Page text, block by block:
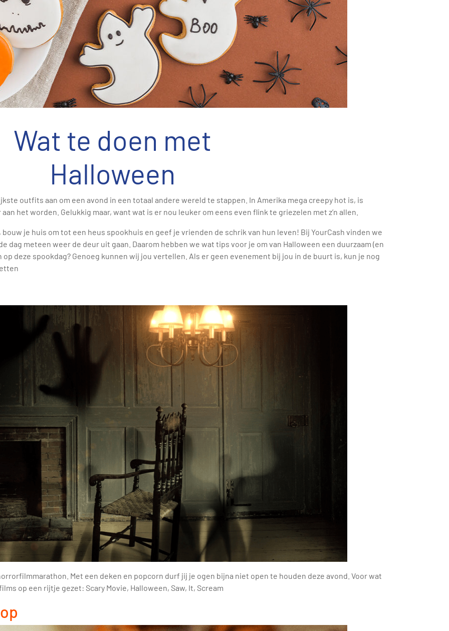
Wat te doen met
Halloween
outfits aan om een avond in een totaal andere wereld te stappen. In Amerika mega creepy hot is, is
het worden. Gelukkig maar, want wat is er nou leuker om eens even flink te griezelen met z’n allen.
je huis om tot een heus spookhuis en geef je vrienden de schrik van hun leven! Bij YourCash vinden we
dag meteen weer de deur uit gaan. Daarom hebben we wat tips voor je om van Halloween een duurzaam (en
deze spookdag? Genoeg kunnen wij jou vertellen. Als er geen evenement bij jou in de buurt is, kun je nog
Met een deken en popcorn durf jij je ogen bijna niet open te houden deze avond. Voor wat
op een rijtje gezet: Scary Movie, Halloween, Saw, It, Scream